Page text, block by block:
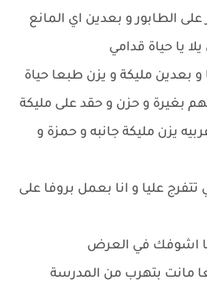
على الطابور و بعدين اي المانع
يلا يا حياة قدامي
و بعدين مليكة و يزن طبعا حياة
بغيرة و حزن و حقد على مليكة
يزن مليكة جانبه و حمزة و
عليا و انا بعمل بروفا على
اشوفك في العرض
مانت بتهرب من المدرسة